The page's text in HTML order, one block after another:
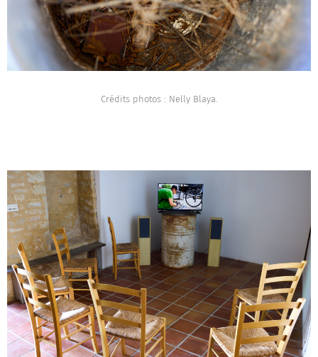
Crédits photos : Nelly Blaya.